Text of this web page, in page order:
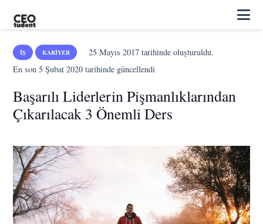
İŞ KARIYER 25 Mayıs 2017tarihinde oluşturuldu.
En son5 Şubat 2020 tarihinde güncellendi
Başarılı Liderlerin Pişmanlıklarından
Çıkarılacak 3 Önemli Ders